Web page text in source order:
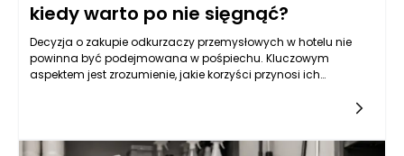
kiedy warto po nie sięgnąć?
Decyzja o zakupie odkurzaczy przemysłowych w hotelu nie
powinna być podejmowana w pośpiechu. Kluczowym
aspektem jest zrozumienie, jakie korzyści przynosi ich